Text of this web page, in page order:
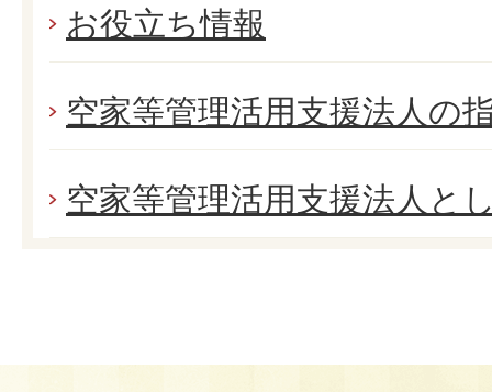
お役立ち情報
空家等管理活用支援法人の
空家等管理活用支援法人と